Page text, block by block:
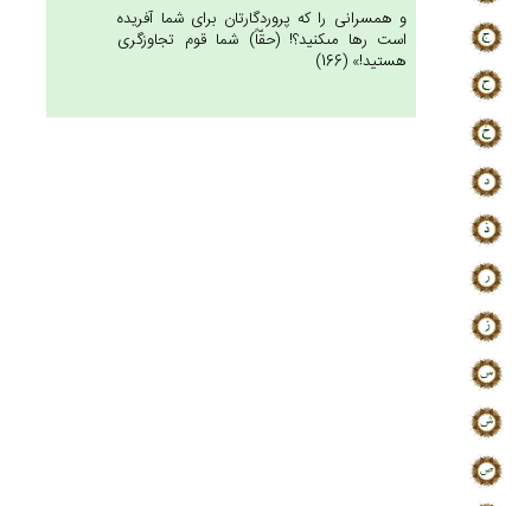
و همسرانى را كه پروردگارتان براى شما آفريده
است رها مى‏كنيد؟! (حقّاً) شما قوم تجاوزگرى
هستيد!» (166)